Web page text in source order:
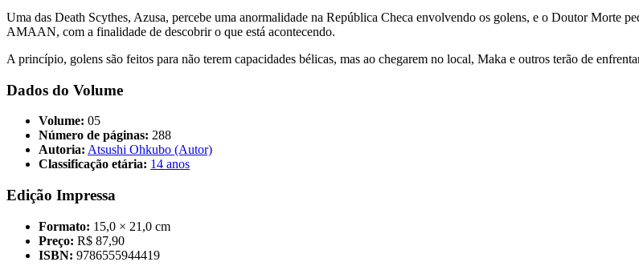
Uma das Death Scythes, Azusa, percebe uma anormalidade na República Checa envolvendo os golens, e o Doutor Morte
AMAAN, com a finalidade de descobrir o que está acontecendo.
A princípio, golens são feitos para não terem capacidades bélicas, mas ao chegarem no local, Maka e outros terão de
Dados do Volume
Volume: 05
Número de páginas: 288
Autoria: Atsushi Ohkubo (Autor)
Classificação etária: 14 anos
Edição Impressa
Formato: 15,0 × 21,0 cm
Preço: R$ 87,90
ISBN: 9786555944419